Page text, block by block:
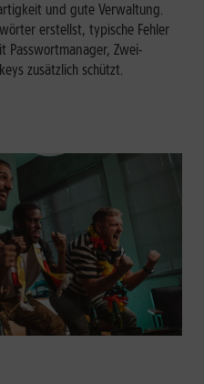
und gute Verwaltung.
erstellst, typische Fehler
Passwortmanager, Zwei-
zusätzlich schützt.